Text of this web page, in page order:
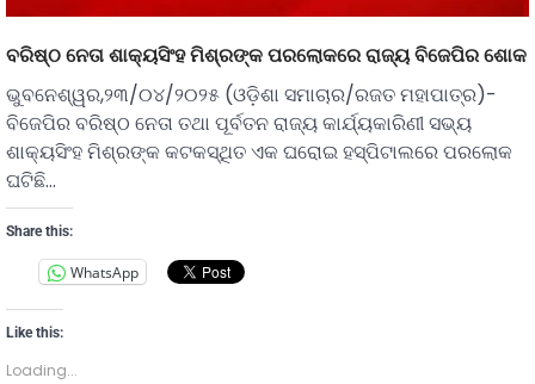
ବରିଷ୍ଠ ନେତା ଶାକ୍ୟସିଂହ ମିଶ୍ରଙ୍କ ପରଲୋକରେ ରାଜ୍ୟ ବିଜେପିର ଶୋକ
ଭୁବନେଶ୍ୱର,୨୩/୦୪/୨୦୨୫ (ଓଡ଼ିଶା ସମାଚାର/ରଜତ ମହାପାତ୍ର)-
ବିଜେପିର ବରିଷ୍ଠ ନେତା ତଥା ପୂର୍ବତନ ରାଜ୍ୟ କାର୍ଯ୍ୟକାରିଣୀ ସଭ୍ୟ
ଶାକ୍ୟସିଂହ ମିଶ୍ରଙ୍କ କଟକସ୍ଥିତ ଏକ ଘରୋଇ ହସ୍ପିଟାଲରେ ପରଲୋକ
ଘଟିଛି…
Share this:
WhatsApp
Like this:
Loading...